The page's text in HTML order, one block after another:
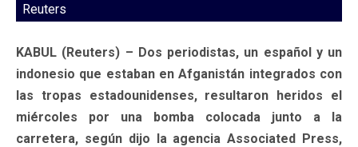
Reuters
KABUL (Reuters) – Dos periodistas, un español y un
indonesio que estaban en Afganistán integrados con
las tropas estadounidenses, resultaron heridos el
miércoles por una bomba colocada junto a la
carretera, según dijo la agencia Associated Press,